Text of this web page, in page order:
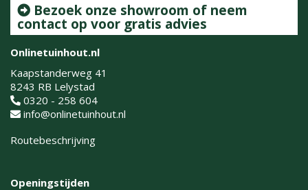
Bezoek onze showroom of neem
contact op voor gratis advies
Onlinetuinhout.nl
Kaapstanderweg 41
8243 RB Lelystad
0320 - 258 604
info@onlinetuinhout.nl
Routebeschrijving
Openingstijden